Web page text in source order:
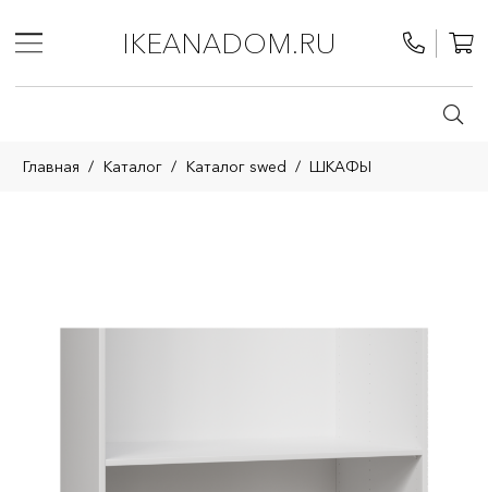
IKEANADOM.RU
Главная / Каталог / Каталог swed / ШКАФЫ